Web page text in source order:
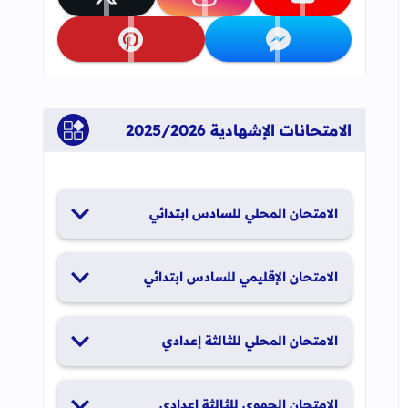
تابعنا على youtube تابعنا على instagram تابعنا على x
تابعنا على messenger تابعنا على pinterest
الامتحانات الإشهادية 2025/2026
الامتحان المحلي للسادس ابتدائي
الامتحان الإقليمي للسادس ابتدائي
الامتحان المحلي للثالثة إعدادي
الامتحان الجهوي للثالثة إعدادي